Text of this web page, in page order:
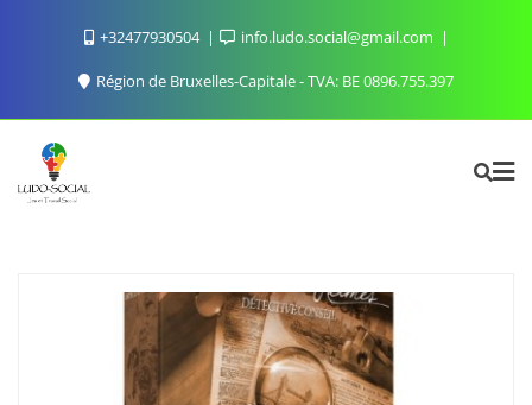
+32477930504 info.ludo.social@gmail.com
Région de Bruxelles-Capitale - TVA: BE 0896.755.397